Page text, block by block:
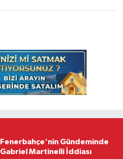
Fenerbahçe'nin Gündeminde
Gabriel Martinelli İddiası